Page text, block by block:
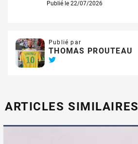
Publié le 22/07/2026
Publié par
THOMAS PROUTEAU
ARTICLES SIMILAIRES